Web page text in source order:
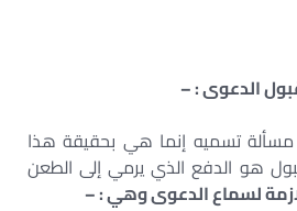
الدعوى : –
تسميه إنما هي بحقيقة هذا
هو الدفع الذي يرمي إلى الطعن
لسماع الدعوى وهي : –